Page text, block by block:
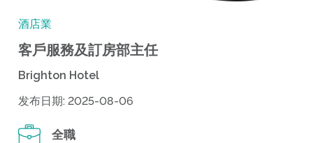
酒店業
客戶服務及訂房部主任
Brighton Hotel
发布日期: 2025-08-06
全職